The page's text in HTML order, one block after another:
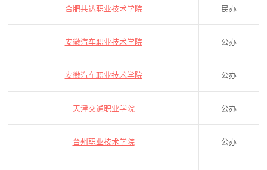
合肥共达职业技术学院 民办
安徽汽车职业技术学院 公办
安徽汽车职业技术学院 公办
天津交通职业学院 公办
台州职业技术学院 公办